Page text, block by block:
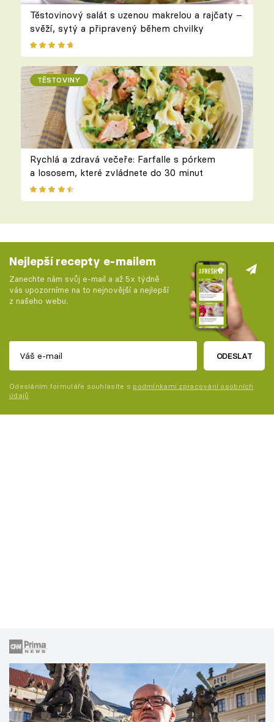
Těstovinový salát s uzenou makrelou a rajčaty –
svěží, sytý a připravený během chvilky
TĚSTOVINY
Rychlá a zdravá večeře: Farfalle s pórkem
a lososem, které zvládnete do 30 minut
Nejlepší recepty e-mailem
Zanechte nám svůj e-mail a až 5x týdně
vás upozorníme na to nejnovější a nejlepší
z našeho webu.
ODESLAT
Odesláním formuláře souhlasíte s podmínkami zpracování osobních
údajů